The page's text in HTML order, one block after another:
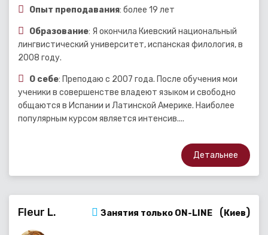
Опыт преподавания: более 19 лет
Образование: Я окончила Киевский национальный
лингвистический университет, испанская филология, в
2008 году.
О себе: Преподаю с 2007 года. После обучения мои
ученики в совершенстве владеют языком и свободно
общаются в Испании и Латинской Америке. Наиболее
популярным курсом является интенсив....
Детальнее
Fleur L. Занятия только ON-LINE ( Киев)